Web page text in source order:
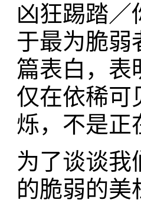
凶狂踢踏／
于最为脆弱
篇表白，表
仅在依稀可
烁，不是正
为了谈谈我
的脆弱的美